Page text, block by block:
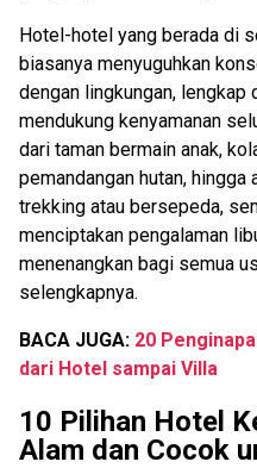
Hotel-hotel yang berada di
biasanya menyuguhkan
dengan lingkungan,
mendukung kenyamanan
dari taman bermain anak,
pemandangan hutan,
trekking atau bersepeda,
menciptakan pengalaman
menenangkan bagi semua
selengkapnya.
BACA JUGA: 20
dari Hotel sampai Villa
10 Pilihan Hotel
Alam dan Cocok